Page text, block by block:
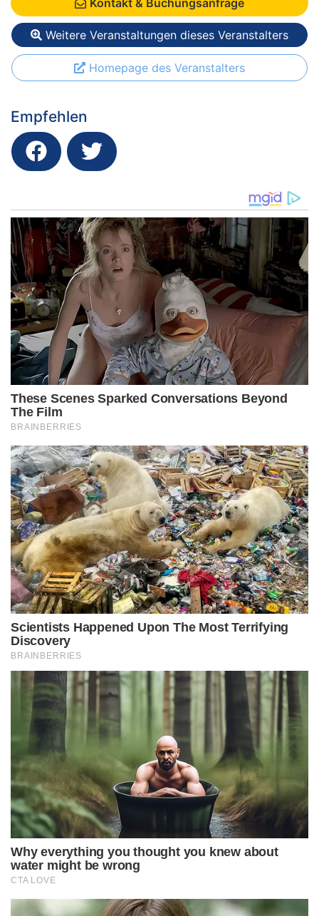
Kontakt & Buchungsanfrage
Weitere Veranstaltungen dieses Veranstalters
Homepage des Veranstalters
Empfehlen